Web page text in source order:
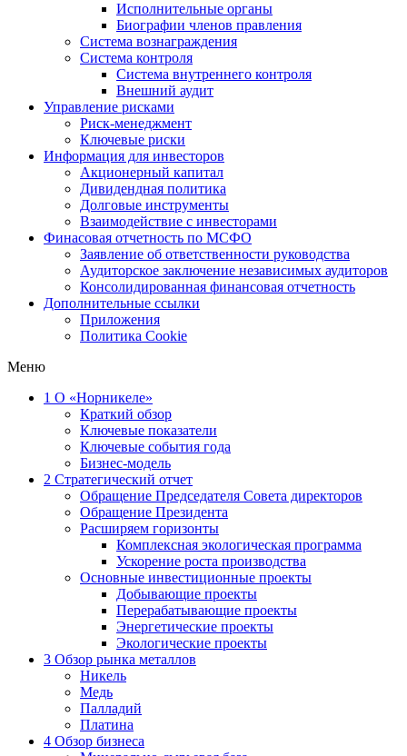
Исполнительные органы
Биографии членов правления
Система вознаграждения
Система контроля
Система внутреннего контроля
Внешний аудит
Управление рисками
Риск-менеджмент
Ключевые риски
Информация для инвесторов
Акционерный капитал
Дивидендная политика
Долговые инструменты
Взаимодействие с инвеcторами
Финасовая отчетность по МСФО
Заявление об ответственности руководства
Аудиторское заключение независимых аудиторов
Консолидированная финансовая отчетность
Дополнительные ссылки
Приложения
Политика Cookie
Меню
1 О «Норникеле»
Краткий обзор
Ключевые показатели
Ключевые события года
Бизнес-модель
2 Стратегический отчет
Обращение Председателя Совета директоров
Обращение Президента
Расширяем горизонты
Комплексная экологическая программа
Ускорение роста производства
Основные инвестиционные проекты
Добывающие проекты
Перерабатывающие проекты
Энергетические проекты
Экологические проекты
3 Обзор рынка металлов
Никель
Медь
Палладий
Платина
4 Обзор бизнеса